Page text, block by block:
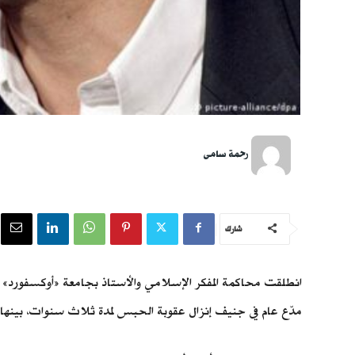
رحمة سامى
شارك
مدّع عام في جنيف إنزال عقوبة الحبس لمدة ثلاث سنوات، بينها 18 شهرًا مع وقف التنفيذ بحق المفكر الإسلامي بتهمة اغتصاب ينفي أن يكون ارتكبها، في قضية تعود للعام